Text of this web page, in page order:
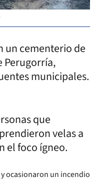
un cementerio de
Perugorría,
municipales.
que
velas a
el foco ígneo.